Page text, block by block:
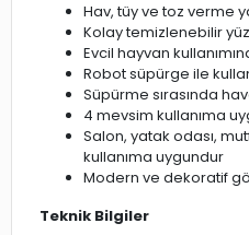
Hav, tüy ve toz verme
Kolay temizlenebilir
Evcil hayvan
Robot süpürge ile
Süpürme sırasında
4 mevsim kullanıma
Salon, yatak odası,
kullanıma uygundur
Modern ve dekoratif
Teknik Bilgiler